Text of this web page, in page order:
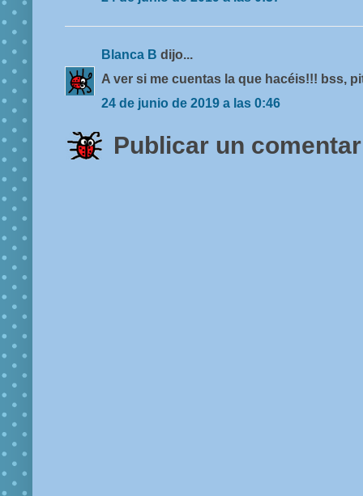
Blanca B dijo...
A ver si me cuentas la que hacéis!!! bss,
24 de junio de 2019 a las 0:46
Publicar un